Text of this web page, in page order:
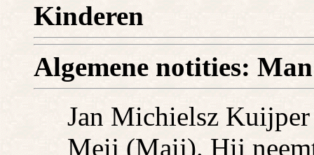
Kinderen
Algemene notities:
Jan Michielsz
Meij (Maij). Hij